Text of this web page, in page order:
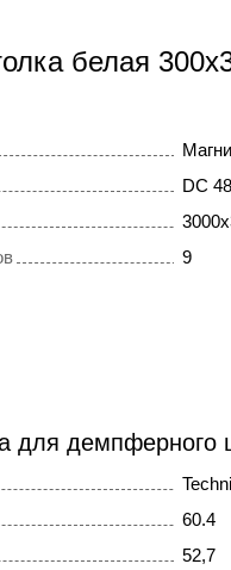
белая
DC 48
9
для демпферного
60.4
52,7